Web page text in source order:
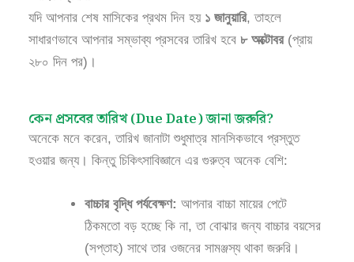
যদি আপনার শেষ মাসিকের প্রথম দিন হয় ১ জানুয়ারি, তাহলে
সাধারণভাবে আপনার সম্ভাব্য প্রসবের তারিখ হবে৮ অক্টোবর(প্রায়
২৮০ দিন পর)।
কেন প্রসবের তারিখ (Due Date) জানা জরুরি?
অনেকে মনে করেন, তারিখ জানাটা শুধুমাত্র মানসিকভাবে প্রস্তুত
হওয়ার জন্য। কিন্তু চিকিৎসাবিজ্ঞানে এর গুরুত্ব অনেক বেশি:
বাচ্চার বৃদ্ধি পর্যবেক্ষণ: আপনার বাচ্চা মায়ের পেটে
ঠিকমতো বড় হচ্ছে কি না, তা বোঝার জন্য বাচ্চার বয়সের
(সপ্তাহ) সাথে তার ওজনের সামঞ্জস্য থাকা জরুরি।